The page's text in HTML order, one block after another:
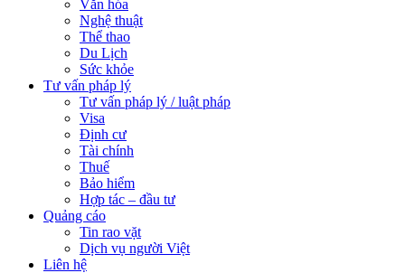
Văn hóa
Nghệ thuật
Thể thao
Du Lịch
Sức khỏe
Tư vấn pháp lý
Tư vấn pháp lý / luật pháp
Visa
Định cư
Tài chính
Thuế
Bảo hiểm
Hợp tác – đầu tư
Quảng cáo
Tin rao vặt
Dịch vụ người Việt
Liên hệ